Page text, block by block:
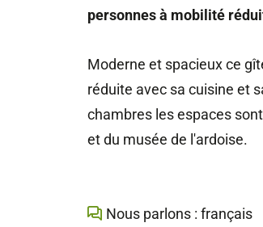
personnes à mobilité
Moderne et spacieux ce
réduite avec sa cuisine et
chambres les espaces
et du musée de l'ardoise.
Nous parlons : français